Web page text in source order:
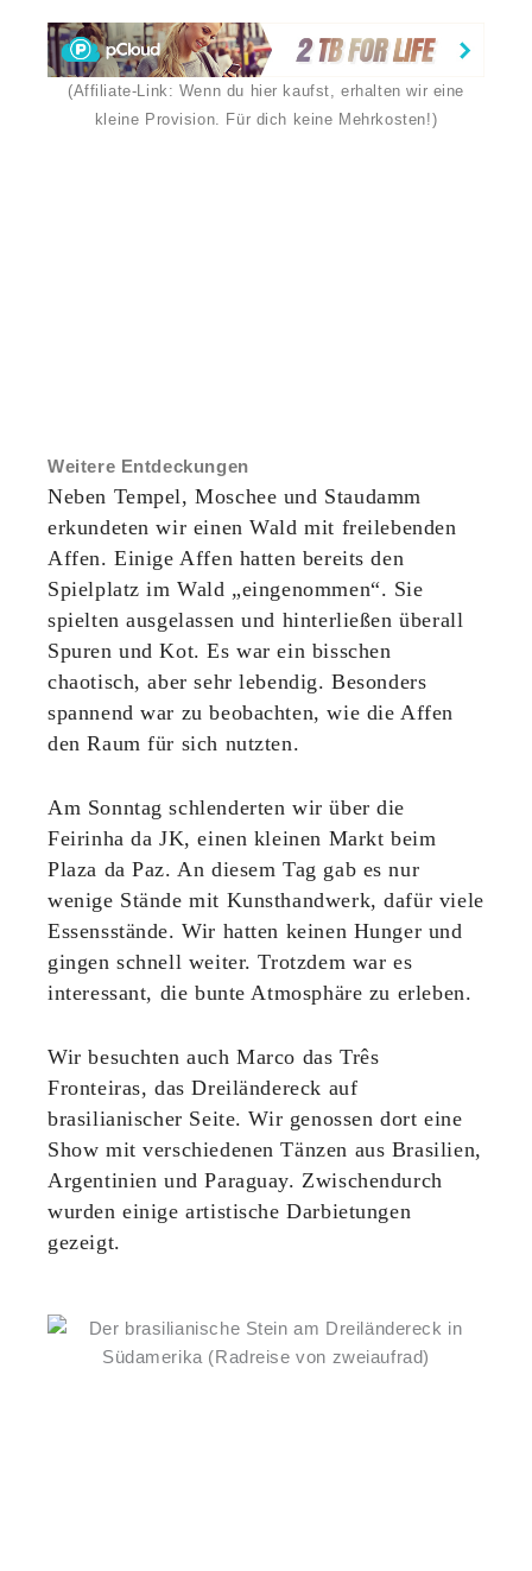
(Affiliate-Link: Wenn du hier kaufst, erhalten wir eine
kleine Provision. Für dich keine Mehrkosten!)
Weitere Entdeckungen
Neben Tempel, Moschee und Staudamm
erkundeten wir einen Wald mit freilebenden
Affen. Einige Affen hatten bereits den
Spielplatz im Wald „eingenommen“. Sie
spielten ausgelassen und hinterließen überall
Spuren und Kot. Es war ein bisschen
chaotisch, aber sehr lebendig. Besonders
spannend war zu beobachten, wie die Affen
den Raum für sich nutzten.
Am Sonntag schlenderten wir über die
Feirinha da JK, einen kleinen Markt beim
Plaza da Paz. An diesem Tag gab es nur
wenige Stände mit Kunsthandwerk, dafür viele
Essensstände. Wir hatten keinen Hunger und
gingen schnell weiter. Trotzdem war es
interessant, die bunte Atmosphäre zu erleben.
Wir besuchten auch Marco das Três
Fronteiras, das Dreiländereck auf
brasilianischer Seite. Wir genossen dort eine
Show mit verschiedenen Tänzen aus Brasilien,
Argentinien und Paraguay. Zwischendurch
wurden einige artistische Darbietungen
gezeigt.